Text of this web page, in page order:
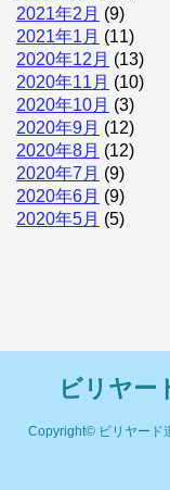
2021年2月 (9)
2021年1月 (11)
2020年12月 (13)
2020年11月 (10)
2020年10月 (3)
2020年9月 (12)
2020年8月 (12)
2020年7月 (9)
2020年6月 (9)
2020年5月 (5)
ビリヤー
Copyright© ビリヤード